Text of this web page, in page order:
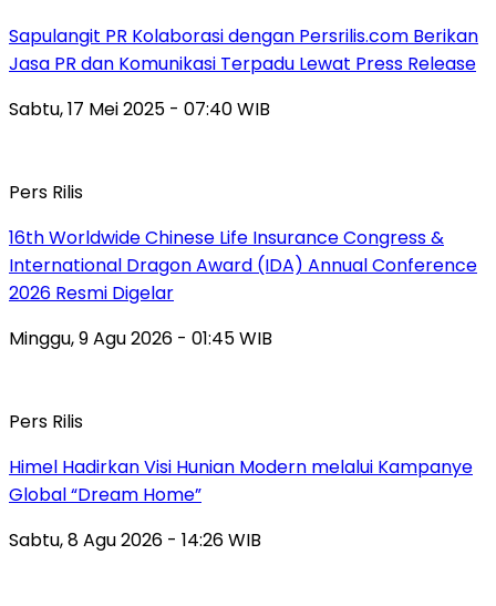
Sapulangit PR Kolaborasi dengan Persrilis.com Berikan
Jasa PR dan Komunikasi Terpadu Lewat Press Release
Sabtu, 17 Mei 2025 - 07:40 WIB
Pers Rilis
16th Worldwide Chinese Life Insurance Congress &
International Dragon Award (IDA) Annual Conference
2026 Resmi Digelar
Minggu, 9 Agu 2026 - 01:45 WIB
Pers Rilis
Himel Hadirkan Visi Hunian Modern melalui Kampanye
Global “Dream Home”
Sabtu, 8 Agu 2026 - 14:26 WIB